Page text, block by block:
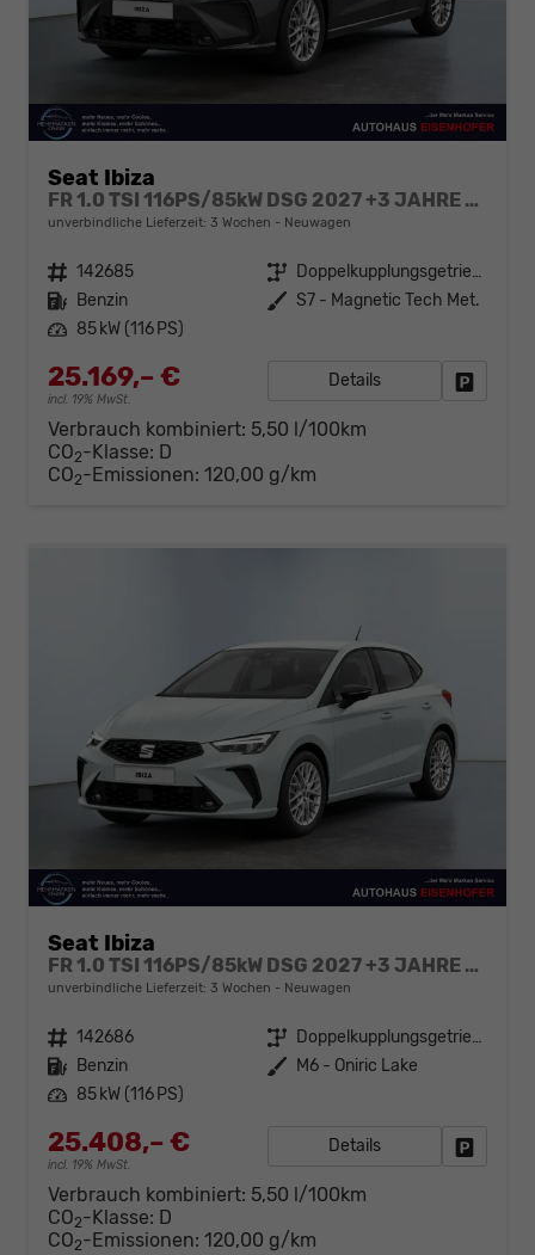
Seat Ibiza
FR 1.0 TSI 116PS/85kW DSG 2027 +3 JAHRE ERW. GARANTIE+18" ALU PERFORMANCE+KESSY+FULL LED+SAFE&DRIVING XL+ANHÄNGER VORBEREITUNG+10,25" DIGITAL COCKPIT
unverbindliche Lieferzeit: 3 Wochen Neuwagen
Fahrzeugnr. 142685 Getriebe
Doppelkupplungsgetriebe (DSG)
Kraftstoff Benzin Außenfarbe S7 - Magnetic Tech Met.
Leistung 85 kW (116 PS)
25.169,– €
incl. 19% MwSt.
Details
Verbrauch kombiniert: 5,50 l/100km
CO2-Klasse: D
CO2-Emissionen: 120,00 g/km
Seat Ibiza
FR 1.0 TSI 116PS/85kW DSG 2027 +3 JAHRE ERW. GARANTIE+18" ALU PERFORMANCE+KESSY+FULL LED+SAFE&DRIVING XL+ANHÄNGER VORBEREITUNG+10,25" DIGITAL COCKPIT
unverbindliche Lieferzeit: 3 Wochen Neuwagen
Fahrzeugnr. 142686 Getriebe
Doppelkupplungsgetriebe (DSG)
Kraftstoff Benzin Außenfarbe M6 - Oniric Lake
Leistung 85 kW (116 PS)
25.408,– €
incl. 19% MwSt.
Details
Verbrauch kombiniert: 5,50 l/100km
CO2-Klasse: D
CO2-Emissionen: 120,00 g/km